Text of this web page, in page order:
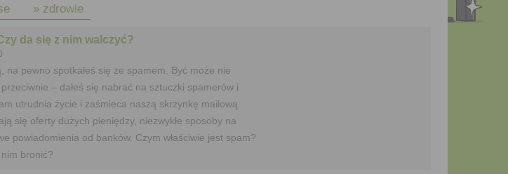
» zdrowie
da się z nim walczyć?
pewno spotkałeś się ze spamem. Być może nie
– dałeś się nabrać na sztuczki spamerów i
utrudnia życie i zaśmieca naszą skrzynkę mailową.
się oferty dużych pieniędzy, niezwykłe sposoby na
powiadomienia od banków. Czym właściwie jest spam?
bronić?